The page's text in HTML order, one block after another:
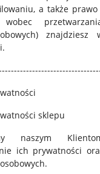
Roz S-M-
3 szt
Kurtki
a także prawo
wobec
znajdziesz
sklepu
naszym
ich prywatności